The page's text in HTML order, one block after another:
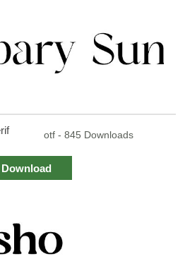
otf - 845 Downloads
Download